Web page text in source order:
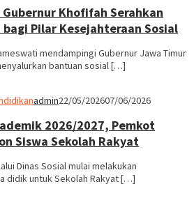
Khofifah Serahkan
bagi Pilar Kesejahteraan Sosial
mendampingi Gubernur Jawa Timur
bantuan sosial […]
admin22/05/202607/06/2026
2026/2027, Pemkot
Siswa Sekolah Rakyat
Dinas Sosial mulai melakukan
didik untuk Sekolah Rakyat […]